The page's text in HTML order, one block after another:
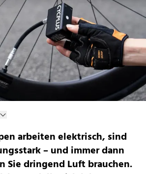
arbeiten elektrisch, sind
– und immer dann
Sie dringend Luft brauchen.